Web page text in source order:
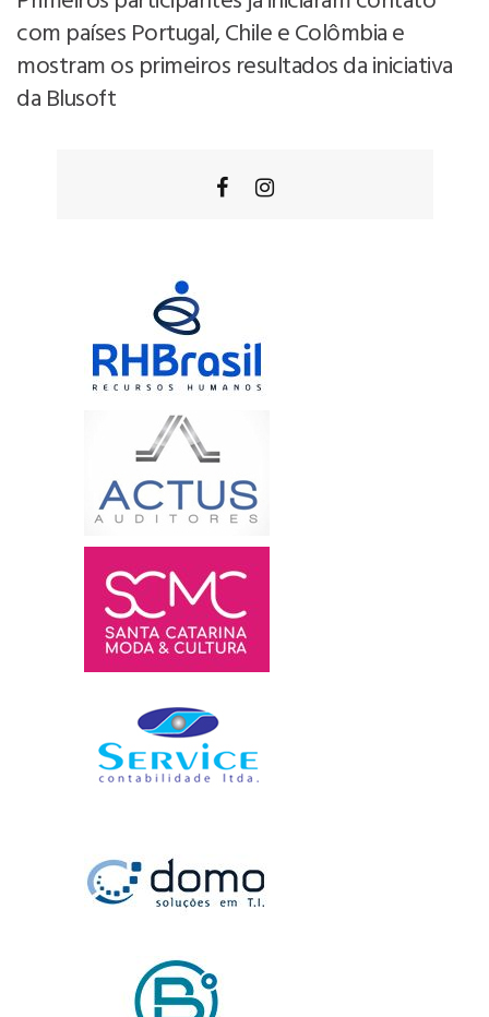
com países Portugal, Chile e Colômbia e
mostram os primeiros resultados da iniciativa
da Blusoft